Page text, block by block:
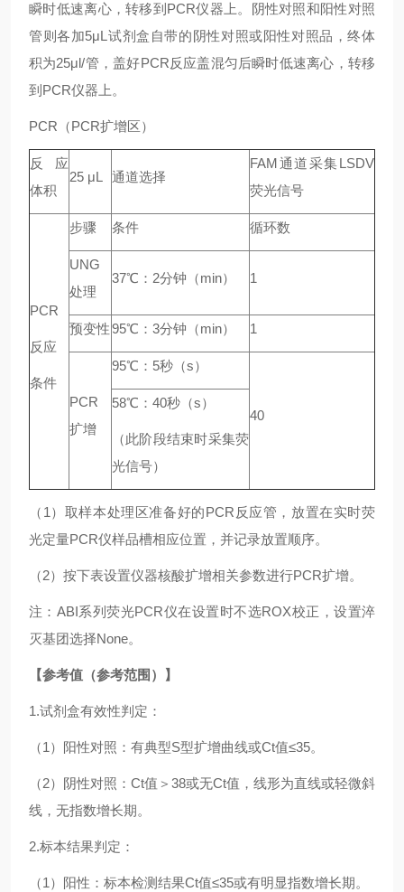
瞬时低速离心，转移到PCR仪器上。阴性对照和阳性对照
管则各加5μL试剂盒自带的阴性对照或阳性对照品，终体
积为25μl/管，盖好PCR反应盖混匀后瞬时低速离心，转移
到PCR仪器上。
PCR（PCR扩增区）
反应
体积
25 μL 通道选择
FAM通道采集LSDV
荧光信号
PCR
反应
条件
步骤 条件 循环数
UNG
处理
37℃：2分钟（min） 1
预变性95℃：3分钟（min） 1
PCR
扩增
95℃：5秒（s）
40
58℃：40秒（s）
（此阶段结束时采集荧
光信号）
（1）取样本处理区准备好的PCR反应管，放置在实时荧
光定量PCR仪样品槽相应位置，并记录放置顺序。
（2）按下表设置仪器核酸扩增相关参数进行PCR扩增。
注：ABI系列荧光PCR仪在设置时不选ROX校正，设置淬
灭基团选择None。
【参考值（参考范围）】
1.试剂盒有效性判定：
（1）阳性对照：有典型S型扩增曲线或Ct值≤35。
（2）阴性对照：Ct值＞38或无Ct值，线形为直线或轻微斜
线，无指数增长期。
2.标本结果判定：
（1）阳性：标本检测结果Ct值≤35或有明显指数增长期。